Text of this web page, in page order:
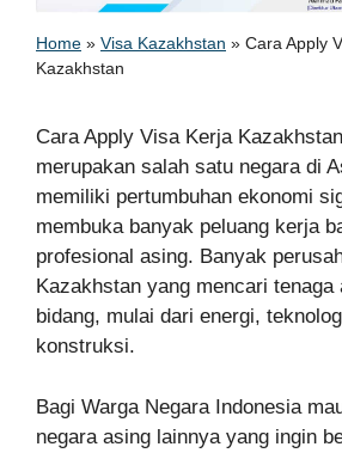
Home » Visa Kazakhstan » Cara Apply
Kazakhstan
Cara Apply Visa Kerja
merupakan salah satu negara di
memiliki pertumbuhan ekonomi
membuka banyak peluang kerja
profesional asing. Banyak
Kazakhstan yang mencari tenaga
bidang, mulai dari energi,
konstruksi.
Bagi Warga Negara Indonesia
negara asing lainnya yang ingin